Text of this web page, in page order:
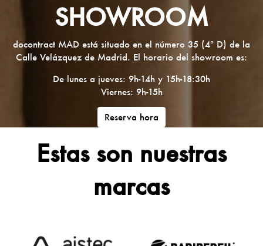
SHOWROOM
docontract MAD está situado en el número 35 (4º D) de la
Calle Velázquez de Madrid. El horario del showroom es:
De lunes a jueves: 9h-14h y 15h-18:30h
Viernes: 9h-15h
Reserva hora
Estas son nuestras
marcas